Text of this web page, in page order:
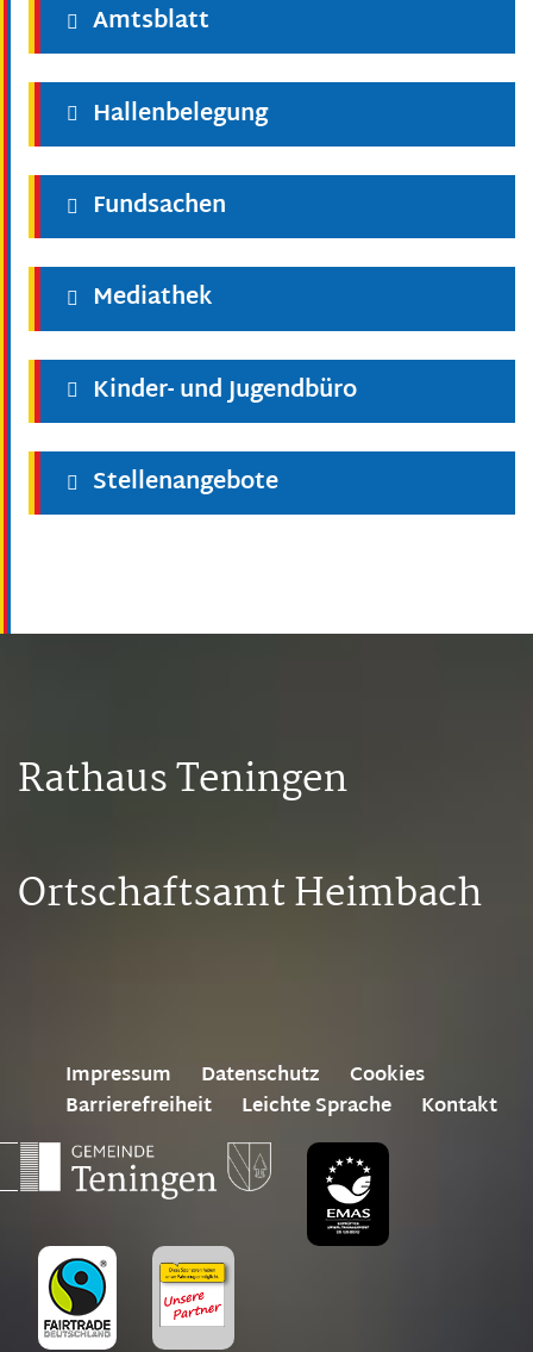
Amtsblatt
Hallenbelegung
Fundsachen
Mediathek
Kinder- und Jugendbüro
Stellenangebote
Rathaus Teningen
Ortschaftsamt Heimbach
Impressum Datenschutz
Cookies
Barrierefreiheit
Leichte Sprache Kontakt